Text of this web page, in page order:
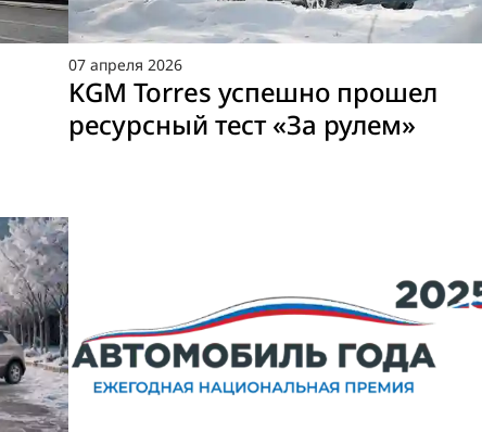
07 апреля 2026
KGM Torres успешно прошел
ресурсный тест «За рулем»